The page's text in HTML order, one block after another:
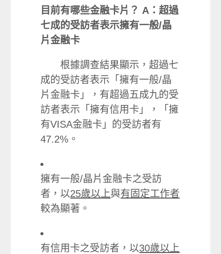
目前有哪些金融卡片？ A：超過
七成的受訪者表示擁有一般/晶
片金融卡
根據調查結果顯示，超過七
成的受訪者表示「擁有一般/晶
片金融卡」，有超過五成九的受
訪者表示「擁有信用卡」，「擁
有VISA金融卡」的受訪者有
47.2%。
擁有一般/晶片金融卡之受訪
者，以25歲以上與有固定工作者
較為顯著。
有信用卡之受訪者，以30歲以上